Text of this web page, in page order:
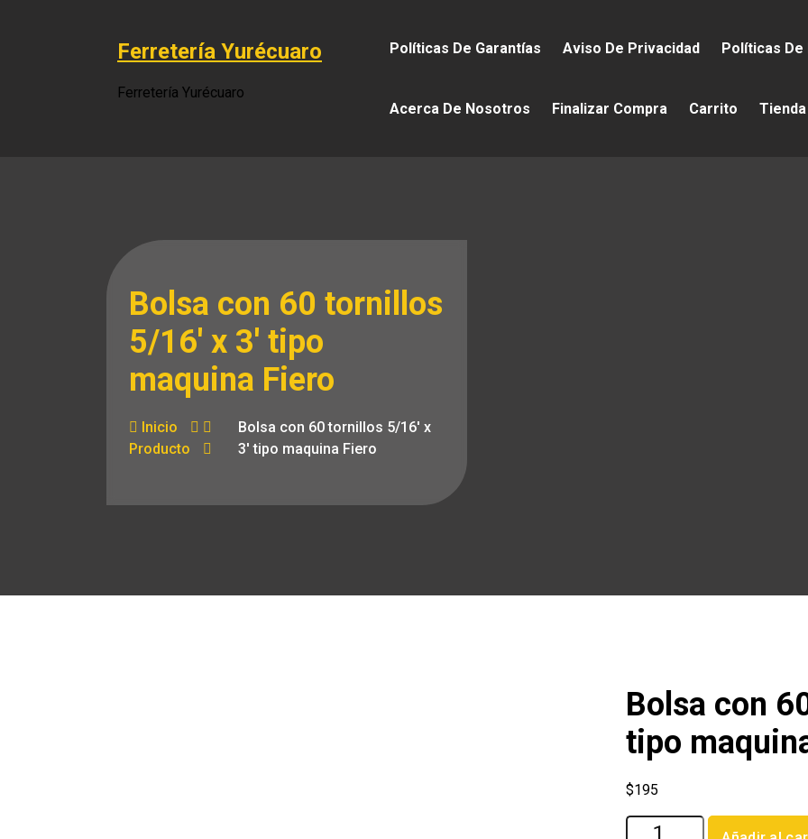
Ferretería Yurécuaro
Ferretería Yurécuaro
Políticas De Garantías Aviso De Privacidad Políticas De
Acerca De Nosotros Finalizar Compra Carrito
Bolsa con 60 tornillos
5/16′ x 3′ tipo
maquina Fiero
Inicio
Producto
Bolsa con 60 tornillos 5/16′ x
3′ tipo maquina Fiero
Bolsa con
tipo
$195
Bolsa